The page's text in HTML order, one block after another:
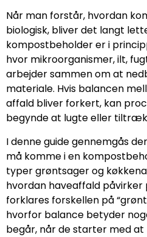
Når man forstår, hvordan
biologisk, bliver det langt
kompostbeholder er i
hvor mikroorganismer, ilt,
arbejder sammen om at
materiale. Hvis balancen
affald bliver forkert, kan
begynde at lugte eller
I denne guide gennemgås
må komme i en
typer grøntsager og
hvordan haveaffald påvirker
forklares forskellen på
hvorfor balance betyder
begår, når de starter med